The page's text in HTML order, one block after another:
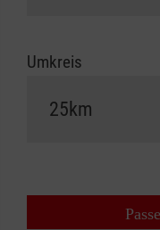
Umkreis